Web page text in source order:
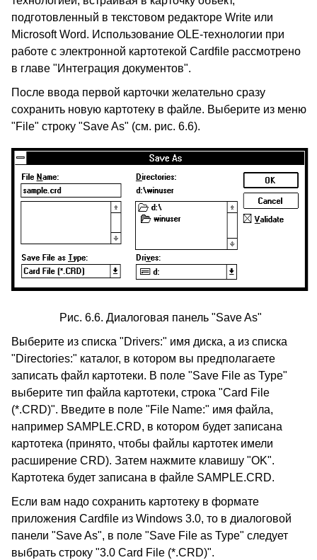
подготовленный в текстовом редакторе Write или
Microsoft Word. Использование OLE-технологии при
работе с электронной картотекой Cardfile рассмотрено
в главе "Интеграция документов".
После ввода первой карточки желательно сразу
сохранить новую картотеку в файле. Выберите из меню
"File" строку "Save As" (см. рис. 6.6).
Рис. 6.6. Диалоговая панель "Save As"
Выберите из списка "Drivers:" имя диска, а из списка
"Directories:" каталог, в котором вы предполагаете
записать файл картотеки. В поле "Save File as Type"
выберите тип файла картотеки, строка "Card File
(*.CRD)". Введите в поле "File Name:" имя файла,
например SAMPLE.CRD, в котором будет записана
картотека (принято, чтобы файлы картотек имели
расширение CRD). Затем нажмите клавишу "OK".
Картотека будет записана в файле SAMPLE.CRD.
Если вам надо сохранить картотеку в формате
приложения Cardfile из Windows 3.0, то в диалоговой
панели "Save As", в поле "Save File as Type" следует
выбрать строку "3.0 Card File (*.CRD)".